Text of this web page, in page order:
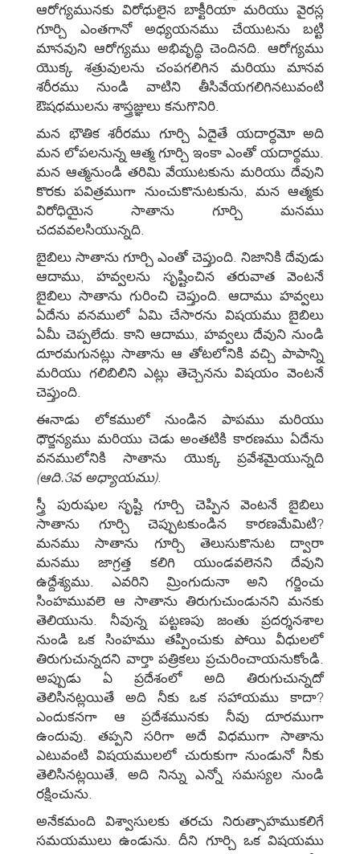
ఆరోగ్యమునకు విరోధులైన బాక్టీరియా మరియు వైరస్ల
గూర్చి ఎంతగానో అధ్యయనము చేయుటను బట్టి
మానవుని ఆరోగ్యము అభివృద్ధి చెందినది. ఆరోగ్యము
యొక్క శత్రువులను చంపగలిగిన మరియు మానవ
శరీరము నుండి వాటిని తీసివేయగలిగినటువంటి
ఔషధములను శాస్త్రజ్ఞులు కనుగొనిరి.
మన భౌతిక శరీరము గూర్చి ఏదైతే యదార్ధమో అది
మన లోపలనున్న ఆత్మ గూర్చి ఇంకా ఎంతో యదార్థము.
మన ఆత్మనుండి తరిమి వేయుటకును మరియు దేవుని
కొరకు పవిత్రముగా నుంచుకొనుటకును, మన ఆత్మకు
విరోధియైన సాతాను గూర్చి మనము
చదవవలసియున్నది.
బైబిలు సాతాను గూర్చి ఎంతో చెప్తుంది. నిజానికి దేవుడు
ఆదాము, హవ్వలను సృష్టించిన తరువాత వెంటనే
బైబిలు సాతాను గురించి చెప్తుంది. ఆదాము హవ్వలు
ఏదేను వనములో ఏమి చేసారను విషయము బైబిలు
ఏమీ చెప్పలేదు. కాని ఆదాము, హవ్వలు దేవుని నుండి
దూరమగునట్లు సాతాను ఆ తోటలోనికి వచ్చి పాపాన్ని
మరియు గలిబిలిని ఎట్లు తెచ్చెనను విషయం వెంటనే
చెప్తుంది.
ఈనాడు లోకములో నుండిన పాపము మరియు
ధౌర్జన్యము మరియు చెడు అంతటికి కారణము ఏదేను
వనములోనికి సాతాను యొక్క ప్రవేశమైయున్నది
(ఆది.3వ అధ్యాయము).
స్త్రీ పురుషుల సృష్టి గూర్చి చెప్పిన వెంటనే బైబిలు
సాతాను గూర్చి చెప్పుటకుండిన కారణమేమిటి?
మనము సాతాను గూర్చి తెలుసుకొనుట ద్వారా
మనము జాగ్రత్త కలిగి యుండవలెనని దేవుని
ఉద్దేశ్యము. ఎవరిని మ్రింగుదునా అని గర్జించు
సింహమువలె ఆ సాతాను తిరుగుచుండునని మనకు
తెలియును. నీవున్న పట్టణపు జంతు ప్రదర్శనశాల
నుండి ఒక సింహము తప్పించుకు పోయి వీధులలో
తిరుగుచున్నదని వార్తా పత్రికలు ప్రచురించాయనుకోండి.
అప్పుడు ఏ ప్రదేశంలో అది తిరుగుచున్నదో
తెలిసినట్లయితే అది నీకు ఒక సహాయము కాదా?
ఎందుకనగా ఆ ప్రదేశమునకు నీవు దూరముగా
ఉందువు. తప్పని సరిగా అదే విధముగా సాతాను
ఎటువంటి విషయములలో చురుకుగా నుండునో నీకు
తెలిసినట్లయితే, అది నిన్ను ఎన్నో సమస్యల నుండి
రక్షించును.
అనేకమంది విశ్వాసులకు తరచు నిరుత్సాహముకలిగే
సమయములు ఉండును. దీని గూర్చి ఒక విషయము